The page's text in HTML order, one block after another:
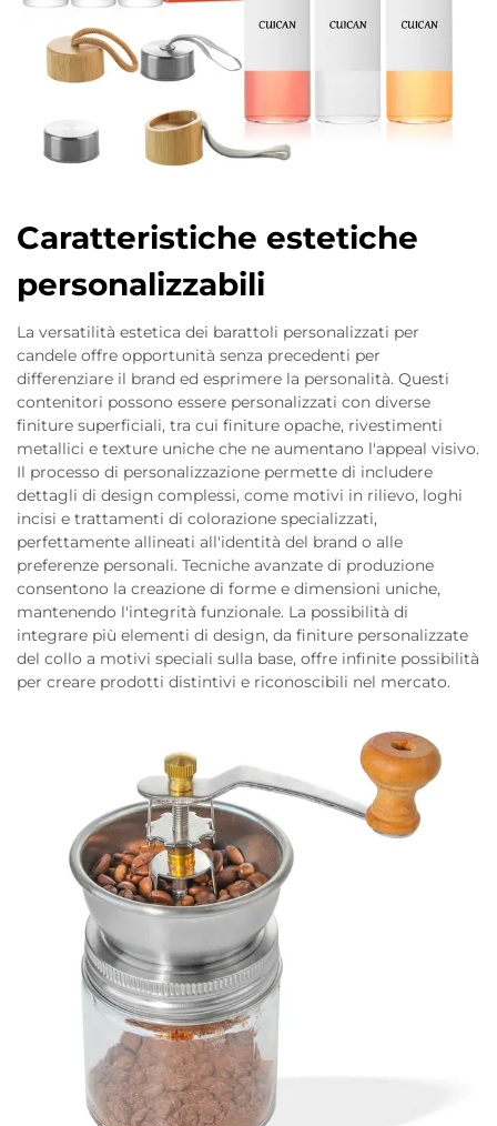
Caratteristiche estetiche
personalizzabili
La versatilità estetica dei barattoli personalizzati per
candele offre opportunità senza precedenti per
differenziare il brand ed esprimere la personalità. Questi
contenitori possono essere personalizzati con diverse
finiture superficiali, tra cui finiture opache, rivestimenti
metallici e texture uniche che ne aumentano l'appeal visivo.
Il processo di personalizzazione permette di includere
dettagli di design complessi, come motivi in rilievo, loghi
incisi e trattamenti di colorazione specializzati,
perfettamente allineati all'identità del brand o alle
preferenze personali. Tecniche avanzate di produzione
consentono la creazione di forme e dimensioni uniche,
mantenendo l'integrità funzionale. La possibilità di
integrare più elementi di design, da finiture personalizzate
del collo a motivi speciali sulla base, offre infinite possibilità
per creare prodotti distintivi e riconoscibili nel mercato.